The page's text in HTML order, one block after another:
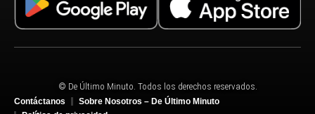
© De Último Minuto. Todos los derechos reservados.
Contáctanos
Sobre Nosotros – De Último Minuto